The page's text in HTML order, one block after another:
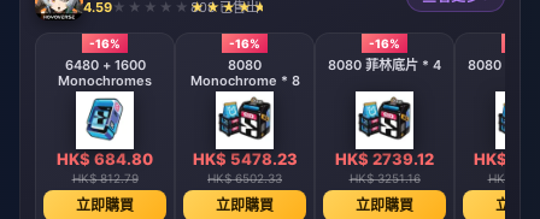
4.59 808 已售出
-16%
6480 + 1600
Monochromes
HK$ 684.80
HK$ 812.79
立即購買
-16%
8080
Monochrome * 8
HK$ 5478.23
HK$ 6502.33
立即購買
-16%
8080 菲林底片 * 4
HK$ 2739.12
HK$ 3251.16
立即購買
8080 菲林
HK$
HK$
立即